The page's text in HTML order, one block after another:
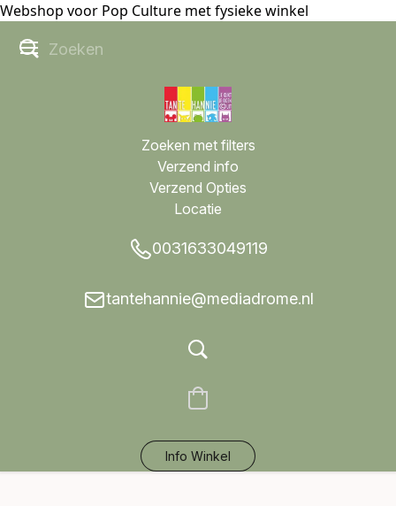
Webshop voor Pop Culture met fysieke winkel
Zoeken met filters
Verzend info
Verzend Opties
Locatie
0031633049119
tantehannie@mediadrome.nl
Info Winkel